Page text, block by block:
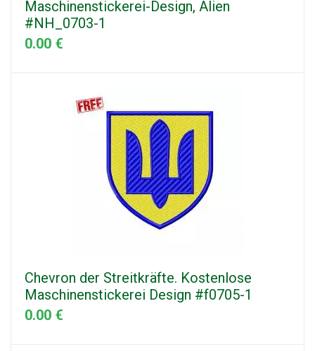
Maschinenstickerei-Design, Alien
#NH_0703-1
0.00 €
Chevron der Streitkräfte. Kostenlose
Maschinenstickerei Design #f0705-1
0.00 €